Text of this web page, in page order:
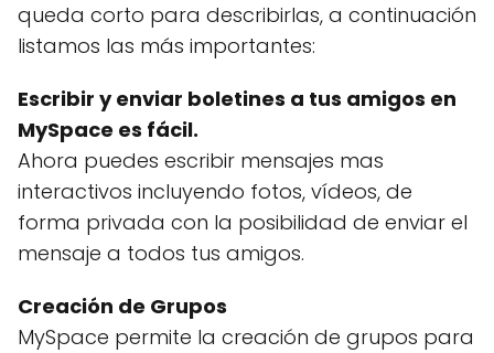
queda corto para describirlas, a continuación
listamos las más importantes:
Escribir y enviar boletines a tus amigos en
MySpace es fácil.
Ahora puedes escribir mensajes mas
interactivos incluyendo fotos, vídeos, de
forma privada con la posibilidad de enviar el
mensaje a todos tus amigos.
Creación de Grupos
MySpace permite la creación de grupos para